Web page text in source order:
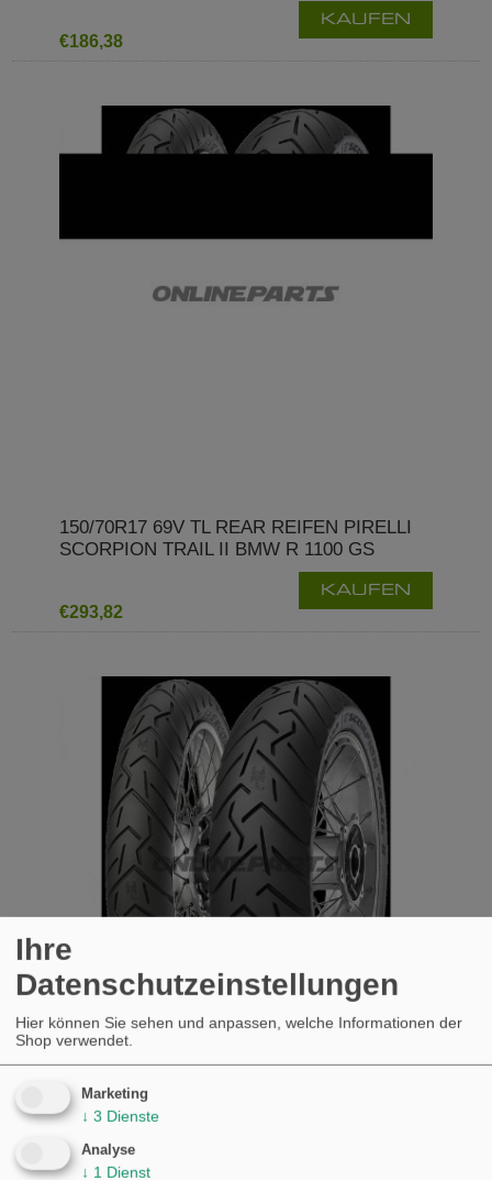
€186,38
KAUFEN
150/70R17 69V TL REAR REIFEN PIRELLI
SCORPION TRAIL II BMW R 1100 GS
€293,82
KAUFEN
170/60R17 72V TL REAR REIFEN PIRELLI
SCORPION TRAIL II BMW R 1250 GS ABS
Ihre
Datenschutzeinstellungen
Hier können Sie sehen und anpassen, welche Informationen der
Shop verwendet.
Marketing
↓ 3 Dienste
Analyse
↓ 1 Dienst